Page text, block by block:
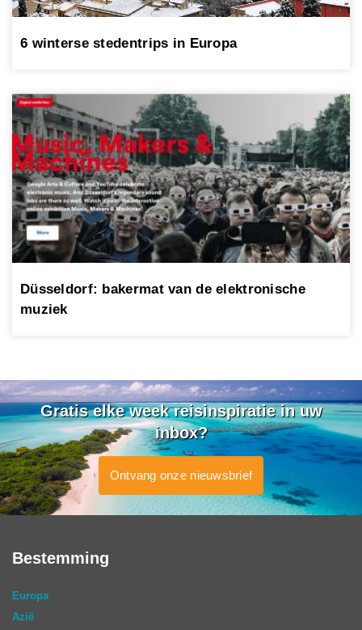
6 winterse stedentrips in Europa
Düsseldorf: bakermat van de elektronische
muziek
Gratis elke week reisinspiratie in uw
inbox?
Ontvang onze nieuwsbrief
Bestemming
Europa
Azië